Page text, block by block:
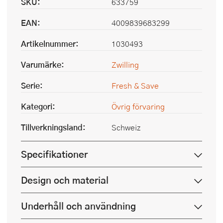
EAN:
4009839683299
Artikelnummer:
1030493
Varumärke:
Zwilling
Serie:
Fresh & Save
Kategori:
Övrig förvaring
Tillverkningsland:
Schweiz
Specifikationer
Design och material
Underhåll och användning